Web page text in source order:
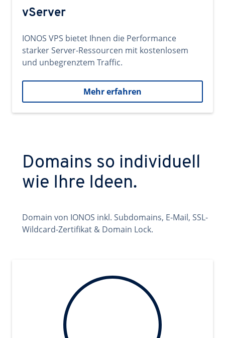
vServer
IONOS VPS bietet Ihnen die Performance
starker Server-Ressourcen mit kostenlosem
und unbegrenztem Traffic.
Mehr erfahren
Domains so individuell
wie Ihre Ideen.
Domain von IONOS inkl. Subdomains, E-Mail, SSL-
Wildcard-Zertifikat & Domain Lock.